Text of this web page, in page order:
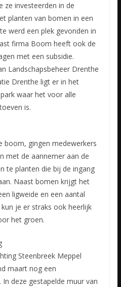
ze investeerden in de
planten van bomen in een
werd een plek gevonden in
firma Boom heeft ook de
met een subsidie.
Landschapsbeheer Drenthe
Drenthe ligt er in het
waar het voor alle
is.
boom, gingen medewerkers
met de aannemer aan de
te planten die bij de ingang
Naast bomen krijgt het
ligweide en een aantal
je er straks ook heerlijk
het groen.
Steenbreek Meppel
maart nog een
deze gestapelde muur van